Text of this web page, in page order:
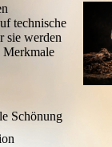
technische
sie werden
Merkmale
Schönung